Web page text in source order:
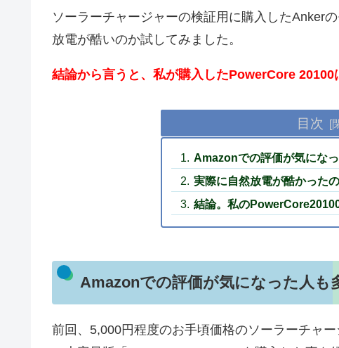
ソーラーチャージャーの検証用に購入したAnker
放電が酷いのか試してみました。
結論から言うと、私が購入したPowerCore 20100
目次
Amazonでの評価が気にな
実際に自然放電が酷かった
結論。私の
Amazonでの評価が気になった人も
前回、5,000円程度のお手頃価格のソーラーチャ